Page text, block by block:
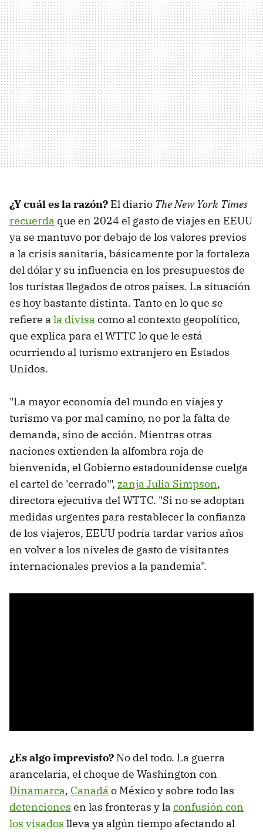
¿Y cuál es la razón? El diario The New York Times
recuerda que en 2024 el gasto de viajes en EEUU
ya se mantuvo por debajo de los valores previos
a la crisis sanitaria, básicamente por la fortaleza
del dólar y su influencia en los presupuestos de
los turistas llegados de otros países. La situación
es hoy bastante distinta. Tanto en lo que se
refiere a la divisa como al contexto geopolítico,
que explica para el WTTC lo que le está
ocurriendo al turismo extranjero en Estados
Unidos.
"La mayor economía del mundo en viajes y
turismo va por mal camino, no por la falta de
demanda, sino de acción. Mientras otras
naciones extienden la alfombra roja de
bienvenida, el Gobierno estadounidense cuelga
el cartel de 'cerrado'", zanja Julia Simpson,
directora ejecutiva del WTTC. "Si no se adoptan
medidas urgentes para restablecer la confianza
de los viajeros, EEUU podría tardar varios años
en volver a los niveles de gasto de visitantes
internacionales previos a la pandemia".
¿Es algo imprevisto? No del todo. La guerra
arancelaria, el choque de Washington con
Dinamarca, Canadá o México y sobre todo las
detenciones en las fronteras y la confusión con
los visados lleva ya algún tiempo afectando al